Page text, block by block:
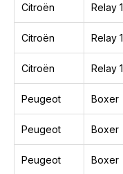
Citroën Relay
Citroën Relay
Citroën Relay
Peugeot Boxer
Peugeot Boxer
Peugeot Boxer